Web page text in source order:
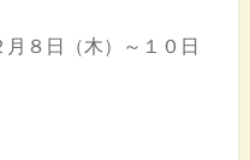
８日（木）～１０日